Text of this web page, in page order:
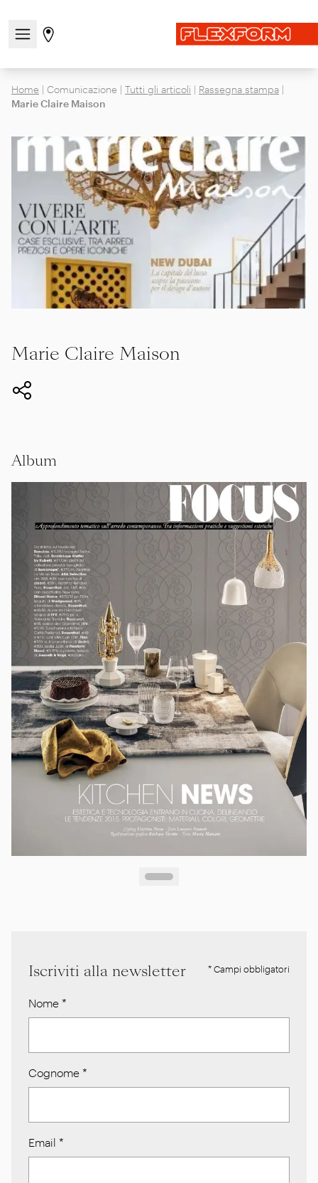
Apri/chiudi il menu di navigazione
Vai alla pagina degli stores
Home | Comunicazione | Tutti gli articoli | Rassegna stampa |
Marie Claire Maison
Marie Claire Maison
Album
Iscriviti alla newsletter * Campi obbligatori
Nome *
Cognome *
Email *